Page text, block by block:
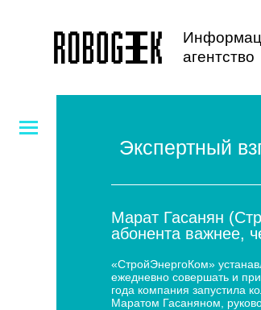
агентство
Экспертный
Марат Гасанян
абонента важнее,
«СтройЭнергоКом»
ежедневно совершать и
года компания запустила
Маратом Гасаняном,